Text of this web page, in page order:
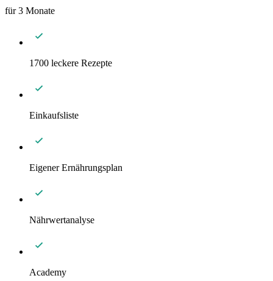
für 3 Monate
1700 leckere Rezepte
Einkaufsliste
Eigener Ernährungsplan
Nährwertanalyse
Academy